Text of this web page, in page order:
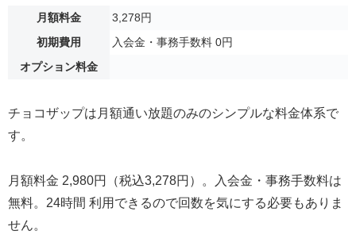
月額料金
3,278円
初期費用
入会金・事務手数料 0円
オプション料金
チョコザップは月額通い放題のみのシンプルな料金体系で
す。
月額料金 2,980円（税込3,278円）。入会金・事務手数料は
無料。24時間 利用できるので回数を気にする必要もありま
せん。